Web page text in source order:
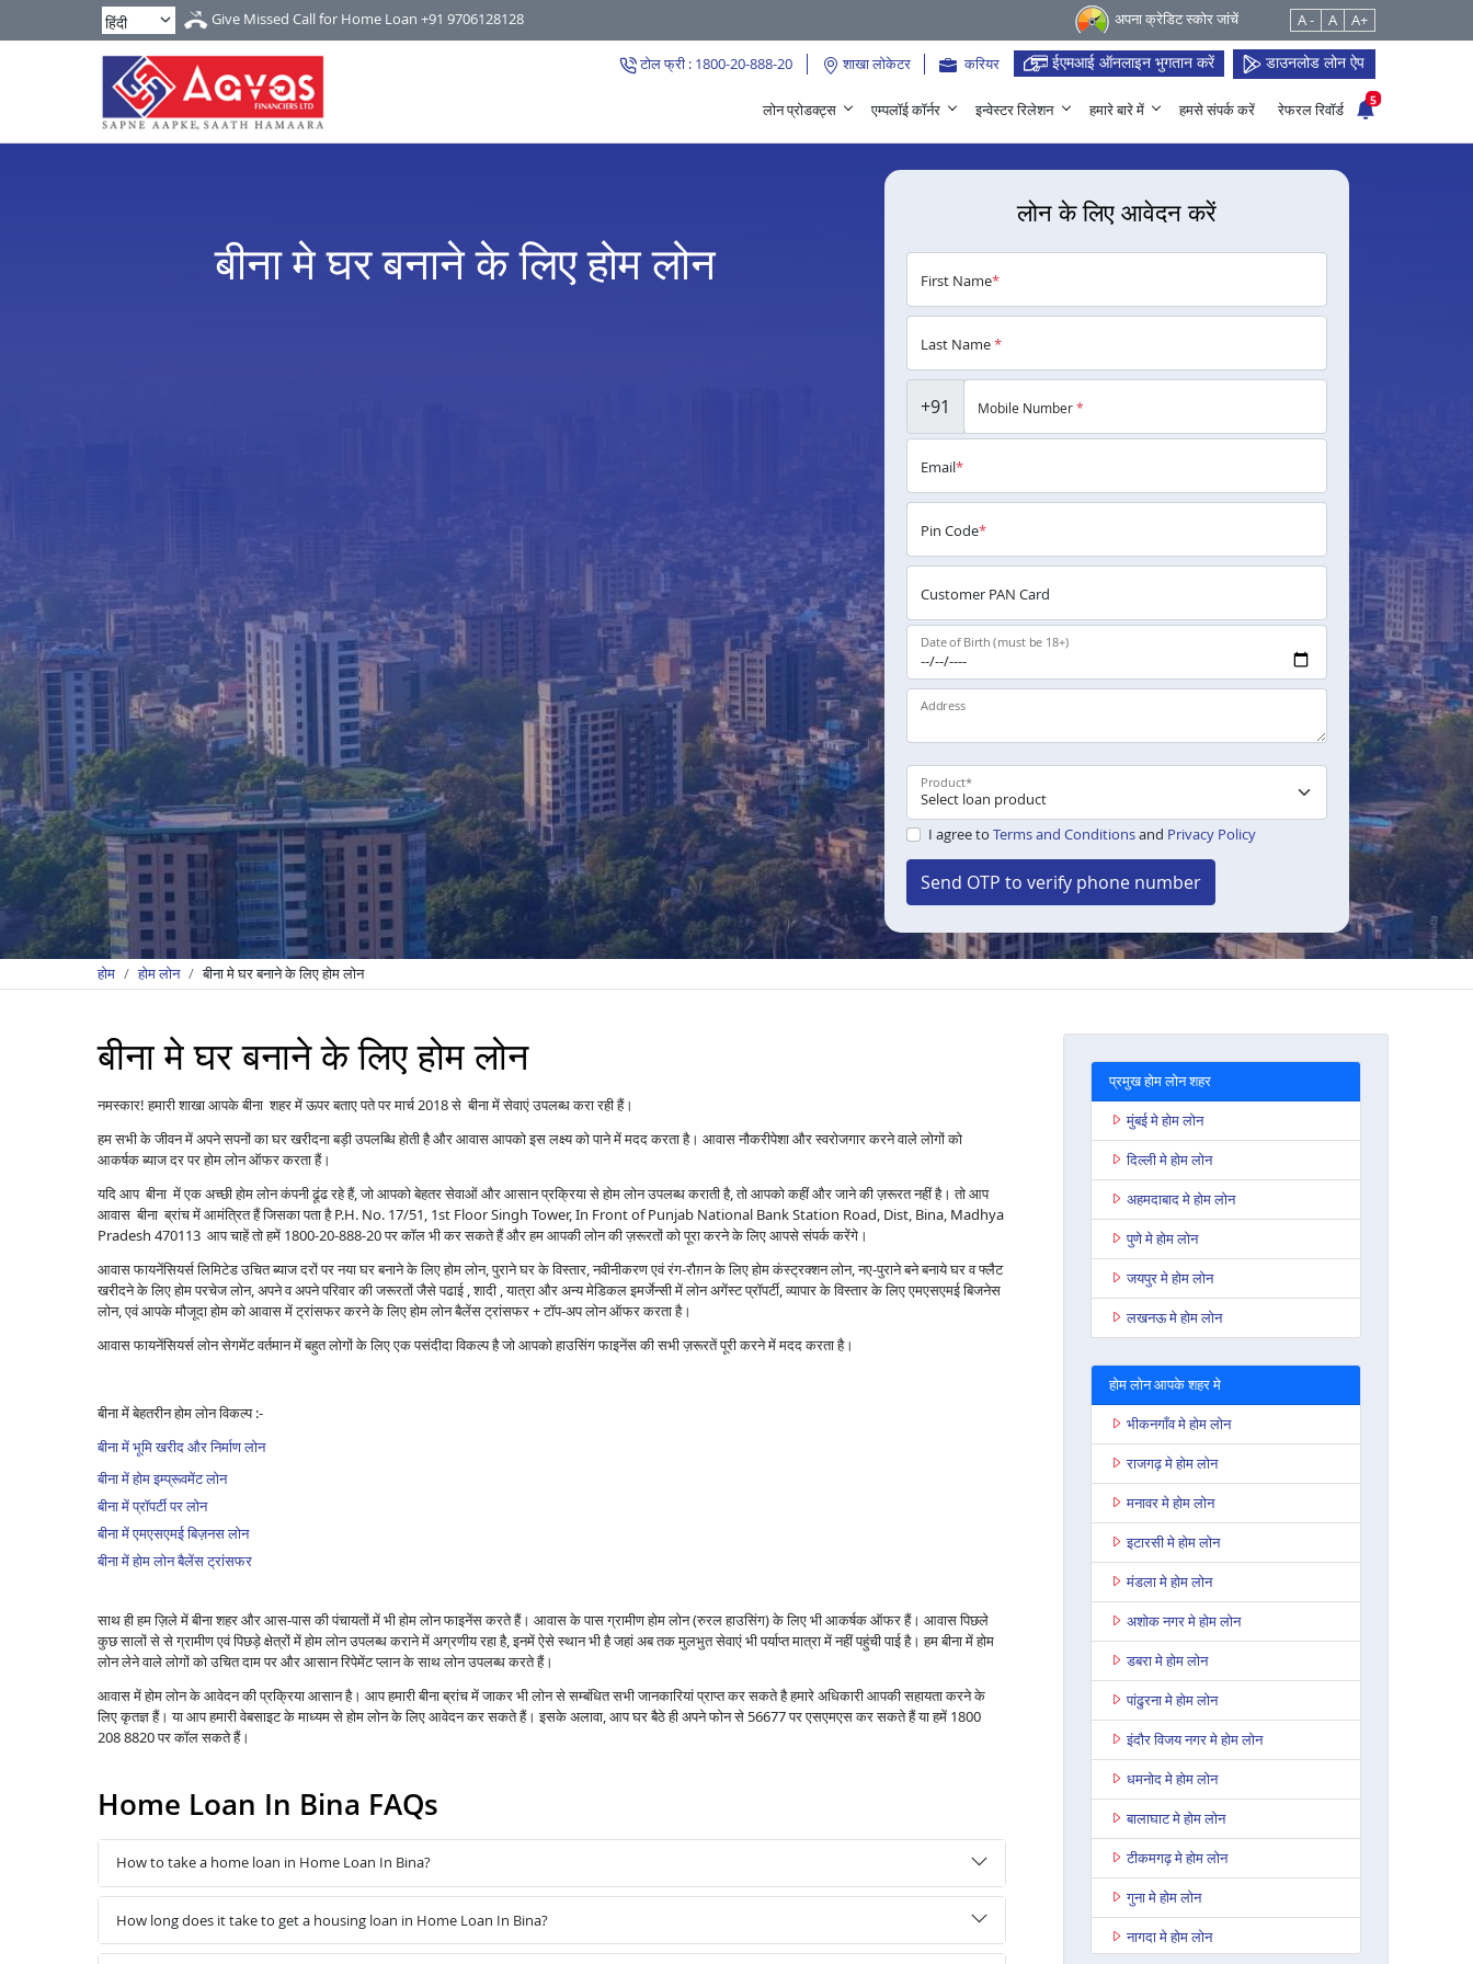
Give Missed Call for Home Loan +91 9706128128 अपना क्रेडिट स्कोर जांचें A - A A+
टोल फ्री : 1800-20-888-20 शाखा लोकेटर करियर ईएमआई ऑनलाइन भुगतान करें डाउनलोड लोन ऐप
लोन प्रोडक्ट्स एम्पलॉई कॉर्नर इन्वेस्टर रिलेशन हमारे बारे में हमसे संपर्क करें रेफरल रिवॉर्ड
5
बीना मे घर बनाने के लिए होम लोन
लोन के लिए आवेदन करें
First Name*
Last Name*
+91 Mobile Number*
Email*
Pin Code*
Customer PAN Card
Date of Birth (must be 18+)
Address
Product*
I agree to Terms and Conditionsand Privacy Policy
Send OTP to verify phone number
होम होम लोन बीना मे घर बनाने के लिए होम लोन
बीना मे घर बनाने के लिए होम लोन
नमस्कार! हमारी शाखा आपके बीना शहर में ऊपर बताए पते पर मार्च 2018 से बीना में सेवाएं उपलब्ध करा रही हैं।
हम सभी के जीवन में अपने सपनों का घर खरीदना बड़ी उपलब्धि होती है और आवास आपको इस लक्ष्य को पाने में मदद करता है। आवास नौकरीपेशा और स्वरोजगार करने वाले लोगों को
आकर्षक ब्याज दर पर होम लोन ऑफर करता हैं।
यदि आप बीना में एक अच्छी होम लोन कंपनी ढूंढ रहे हैं, जो आपको बेहतर सेवाओं और आसान प्रक्रिया से होम लोन उपलब्ध कराती है, तो आपको कहीं और जाने की ज़रूरत नहीं है। तो आप
आवास बीना ब्रांच में आमंत्रित हैं जिसका पता है P.H. No. 17/51, 1st Floor Singh Tower, In Front of Punjab National Bank Station Road, Dist, Bina, Madhya
Pradesh 470113 आप चाहें तो हमें 1800-20-888-20 पर कॉल भी कर सकते हैं और हम आपकी लोन की ज़रूरतों को पूरा करने के लिए आपसे संपर्क करेंगे।
आवास फायनेंसियर्स लिमिटेड उचित ब्याज दरों पर नया घर बनाने के लिए होम लोन, पुराने घर के विस्तार, नवीनीकरण एवं रंग-रौग़न के लिए होम कंस्ट्रक्शन लोन, नए-पुराने बने बनाये घर व फ्लैट
खरीदने के लिए होम परचेज लोन, अपने व अपने परिवार की जरूरतों जैसे पढाई , शादी , यात्रा और अन्य मेडिकल इमर्जेन्सी में लोन अगेंस्ट प्रॉपर्टी, व्यापार के विस्तार के लिए एमएसएमई बिजनेस
लोन, एवं आपके मौजूदा होम को आवास में ट्रांसफर करने के लिए होम लोन बैलेंस ट्रांसफर + टॉप-अप लोन ऑफर करता है।
आवास फायनेंसियर्स लोन सेगमेंट वर्तमान में बहुत लोगों के लिए एक पसंदीदा विकल्प है जो आपको हाउसिंग फाइनेंस की सभी ज़रूरतें पूरी करने में मदद करता है।
बीना में बेहतरीन होम लोन विकल्प :-
बीना में भूमि खरीद और निर्माण लोन
बीना में होम इम्प्रूवमेंट लोन
बीना में प्रॉपर्टी पर लोन
बीना में एमएसएमई बिज़नस लोन
बीना में होम लोन बैलेंस ट्रांसफर
साथ ही हम ज़िले में बीना शहर और आस-पास की पंचायतों में भी होम लोन फाइनेंस करते हैं। आवास के पास ग्रामीण होम लोन (रुरल हाउसिंग) के लिए भी आकर्षक ऑफर हैं। आवास पिछले
कुछ सालों से से ग्रामीण एवं पिछड़े क्षेत्रों में होम लोन उपलब्ध कराने में अग्रणीय रहा है, इनमें ऐसे स्थान भी है जहां अब तक मुलभुत सेवाएं भी पर्याप्त मात्रा में नहीं पहुंची पाई है। हम बीना में होम
लोन लेने वाले लोगों को उचित दाम पर और आसान रिपेमेंट प्लान के साथ लोन उपलब्ध करते हैं।
आवास में होम लोन के आवेदन की प्रक्रिया आसान है। आप हमारी बीना ब्रांच में जाकर भी लोन से सम्बंधित सभी जानकारियां प्राप्त कर सकते है हमारे अधिकारी आपकी सहायता करने के
लिए कृतज्ञ हैं। या आप हमारी वेबसाइट के माध्यम से होम लोन के लिए आवेदन कर सकते हैं। इसके अलावा, आप घर बैठे ही अपने फोन से 56677 पर एसएमएस कर सकते हैं या हमें 1800
208 8820 पर कॉल सकते हैं।
Home Loan In Bina FAQs
How to take a home loan in Home Loan In Bina?
How long does it take to get a housing loan in Home Loan In Bina?
प्रमुख होम लोन शहर
मुंबई मे होम लोन
दिल्ली मे होम लोन
अहमदाबाद मे होम लोन
पुणे मे होम लोन
जयपुर मे होम लोन
लखनऊ मे होम लोन
होम लोन आपके शहर मे
भीकनगाँव मे होम लोन
राजगढ़ मे होम लोन
मनावर मे होम लोन
इटारसी मे होम लोन
मंडला मे होम लोन
अशोक नगर मे होम लोन
डबरा मे होम लोन
पांढुरना मे होम लोन
इंदौर विजय नगर मे होम लोन
धमनोद मे होम लोन
बालाघाट मे होम लोन
टीकमगढ़ मे होम लोन
गुना मे होम लोन
नागदा मे होम लोन